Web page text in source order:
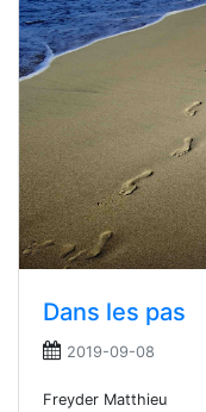
Dans les pas
2019-09-08
Freyder Matthieu